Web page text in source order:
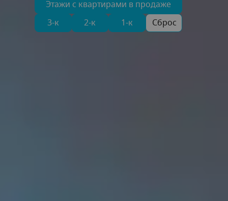
Этажи с квартирами в продаже
3-к 2-к 1-к Сброс